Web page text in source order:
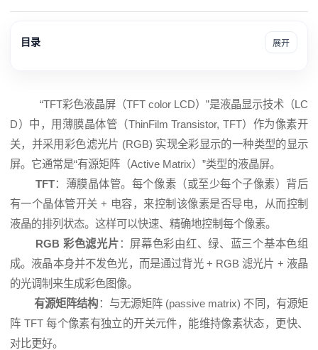
目录 展开
“TFT彩色液晶屏（TFT color LCD）”是液晶显示技术（LC
D）中，用薄膜晶体管（ThinFilm Transistor, TFT）作为像素开
关，并采用彩色滤光片 (RGB) 实现全彩显示的一种类型的显示
屏。它通常是“有源矩阵（Active Matrix）”类型的液晶屏。
TFT：薄膜晶体管。每个像素（或至少每个子像素）背后
有一个晶体管开关 + 电容，来控制该像素是否导电，从而控制
液晶的排列状态。这样可以快速、精确地控制每个像素。
RGB 彩色滤光片：屏幕色彩由红、绿、蓝三个基本色组
成。液晶本身并不发色光，而是通过背光 + RGB 滤光片 + 液晶
的光调制来生成彩色图像。
有源矩阵结构：与无源矩阵 (passive matrix) 不同，有源矩
阵 TFT 每个像素有独立的开关元件，能维持像素状态，更快、
对比更好。